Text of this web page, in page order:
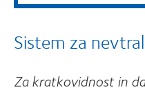
Sistem za
Za kratkovidnost in